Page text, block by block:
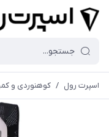
اسپرت رول / کوهنوردی و